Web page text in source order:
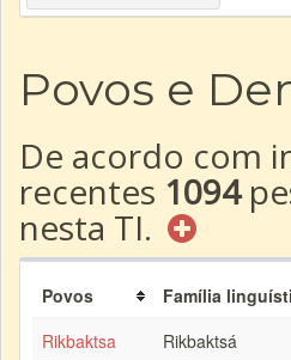
Povos e
De acordo com
recentes 1094
nesta TI.
Povos Família
Rikbaktsa
Rikbaktsá